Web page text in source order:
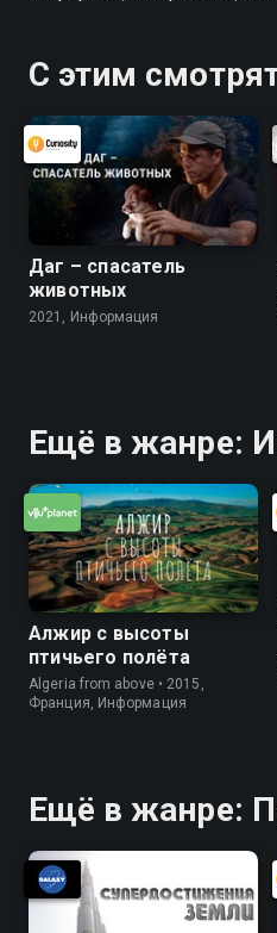
С этим
Даг – спасатель
животных
2021, Информация
Ещё в жанре:
Алжир с высоты
птичьего полёта
Algeria from above • 2015,
Франция, Информация
Ещё в жанре: